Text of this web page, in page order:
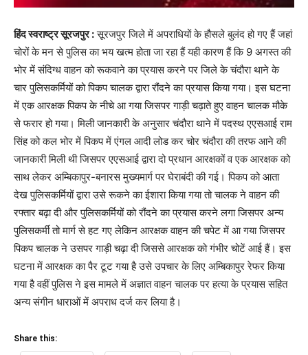
हिंद स्वराष्ट्र सूरजपुर :सूरजपुर जिले में अपराधियों के हौसले बुलंद हो गए हैं जहां
चोरों के मन से पुलिस का भय खत्म होता जा रहा हैं यही कारण हैं कि 9 अगस्त की
भोर में संदिग्ध वाहन को रूकवाने का प्रयास करने पर जिले के चंदौरा थाने के
चार पुलिसकर्मियों को पिकप चालक द्वारा रौंदने का प्रयास किया गया। इस घटना
में एक आरक्षक पिकप के नीचे आ गया जिसपर गाड़ी चढ़ाते हुए वाहन चालक मौके
से फरार हो गया। मिली जानकारी के अनुसार चंदौरा थाने में पदस्थ एएसआई राम
सिंह को कल भोर में पिकप में एंगल आदी लोड कर चोर चंदौरा की तरफ आने की
जानकारी मिली थी जिसपर एएसआई द्वारा दो प्रधान आरक्षकों व एक आरक्षक को
साथ लेकर अम्बिकापुर-बनारस मुख्यमार्ग पर घेराबंदी की गई। पिकप को आता
देख पुलिसकर्मियों द्वारा उसे रूकने का ईशारा किया गया तो चालक ने वाहन की
रफ्तार बढ़ा दी और पुलिसकर्मियों को रौंदने का प्रयास करने लगा जिसपर अन्य
पुलिसकर्मी तो मार्ग से हट गए लेकिन आरक्षक वाहन की चपेट में आ गया जिसपर
पिकप चालक ने उसपर गाड़ी चढ़ा दी जिससे आरक्षक को गंभीर चोटें आई हैं। इस
घटना में आरक्षक का पैर टूट गया है उसे उपचार के लिए अम्बिकापुर रेफर किया
गया है वहीं पुलिस ने इस मामले में अज्ञात वाहन चालक पर हत्या के प्रयास सहित
अन्य संगीन धाराओं में अपराध दर्ज कर लिया है।
Share this: